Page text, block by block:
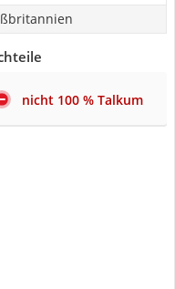
nicht 100 % Talkum